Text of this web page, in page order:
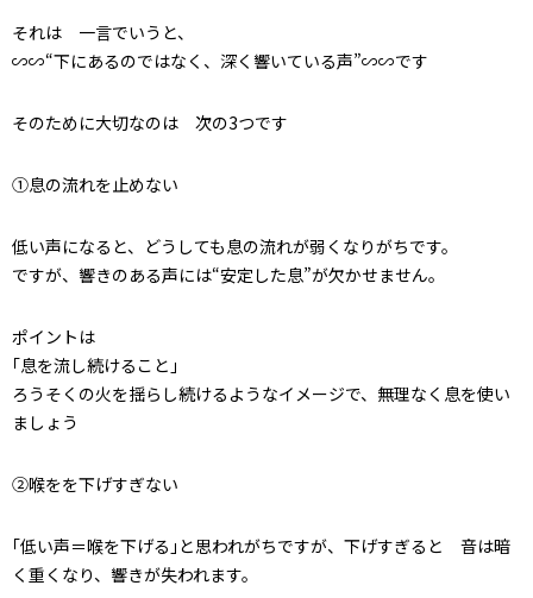
それは 一言でいうと、
∽∽“下にあるのではなく、深く響いている声”∽∽です
そのために大切なのは 次の3つです
①息の流れを止めない
低い声になると、どうしても息の流れが弱くなりがちです。
ですが、響きのある声には“安定した息”が欠かせません。
ポイントは
｢息を流し続けること｣
ろうそくの火を揺らし続けるようなイメージで、無理なく息を使い
ましょう
②喉をを下げすぎない
｢低い声＝喉を下げる｣と思われがちですが、下げすぎると 音は暗
く重くなり、響きが失われます。